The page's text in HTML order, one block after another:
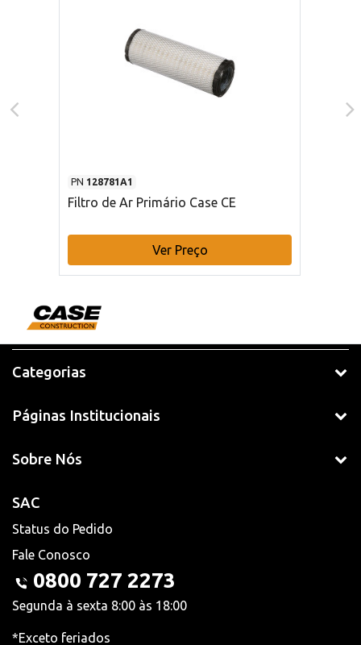
PN 128781A1
Filtro de Ar Primário Case CE
Ver Preço
Categorias
Páginas Institucionais
Sobre Nós
SAC
Status do Pedido
Fale Conosco
0800 727 2273
Segunda à sexta 8:00 às 18:00
*Exceto feriados